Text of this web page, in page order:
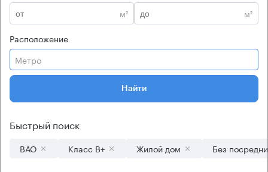
м²
м²
Расположение
Метро
Найти
Быстрый поиск
ВАО Класс B+ Жилой дом Без